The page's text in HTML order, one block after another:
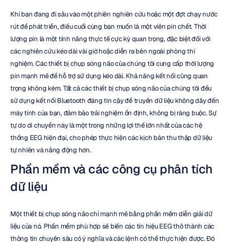
Khi bạn đang đi sâu vào một phiên nghiên cứu hoặc một đợt chạy nước
rút để phát triển, điều cuối cùng bạn muốn là một viên pin chết. Thời
lượng pin là một tính năng thực tế cực kỳ quan trọng, đặc biệt đối với
các nghiên cứu kéo dài vài giờ hoặc diễn ra bên ngoài phòng thí
nghiệm. Các thiết bị chụp sóng não của chúng tôi cung cấp thời lượng
pin mạnh mẽ để hỗ trợ sử dụng kéo dài. Khả năng kết nối cũng quan
trọng không kém. Tất cả các thiết bị chụp sóng não của chúng tôi đều
sử dụng kết nối Bluetooth đáng tin cậy để truyền dữ liệu không dây đến
máy tính của bạn, đảm bảo trải nghiệm ổn định, không bị ràng buộc. Sự
tự do di chuyển này là một trong những lợi thế lớn nhất của các hệ
thống EEG hiện đại, cho phép thực hiện các kịch bản thu thập dữ liệu
tự nhiên và năng động hơn.
Phần mềm và các công cụ phân tích
dữ liệu
Một thiết bị chụp sóng não chỉ mạnh mẽ bằng phần mềm diễn giải dữ
liệu của nó. Phần mềm phù hợp sẽ biến các tín hiệu EEG thô thành các
thông tin chuyên sâu có ý nghĩa và các lệnh có thể thực hiện được. Đó